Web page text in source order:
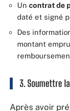
Un contrat de
daté et signé
Des
montant
3. Soumettre
Après avoir